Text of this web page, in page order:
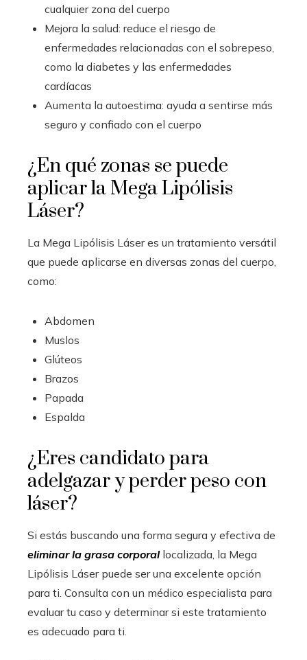
cualquier zona del cuerpo
Mejora la salud: reduce el riesgo de
enfermedades relacionadas con el sobrepeso,
como la diabetes y las enfermedades
cardíacas
Aumenta la autoestima: ayuda a sentirse más
seguro y confiado con el cuerpo
¿En qué zonas se puede
aplicar la Mega Lipólisis
Láser?
La Mega Lipólisis Láser es un tratamiento versátil
que puede aplicarse en diversas zonas del cuerpo,
como:
Abdomen
Muslos
Glúteos
Brazos
Papada
Espalda
¿Eres candidato para
adelgazar y perder peso con
láser?
Si estás buscando una forma segura y efectiva de
eliminar la grasa corporallocalizada, la Mega
Lipólisis Láser puede ser una excelente opción
para ti. Consulta con un médico especialista para
evaluar tu caso y determinar si este tratamiento
es adecuado para ti.